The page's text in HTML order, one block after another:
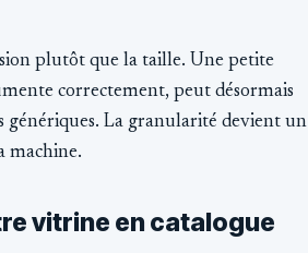
plutôt que la taille. Une petite
correctement, peut désormais
génériques. La granularité devient un
machine.
vitrine en catalogue